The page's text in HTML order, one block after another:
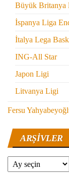
Büyük Britanya
İspanya Liga
İtalya Lega
ING-All Star
Japon Ligi
Litvanya Ligi
Fersu
ARŞIVLER
Arşivler